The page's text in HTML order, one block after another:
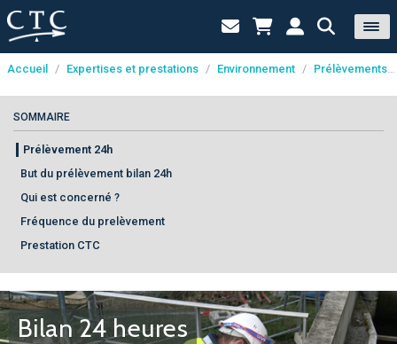
Panneau de gestion des cookies
Accueil / Expertises et prestations / Environnement / Prélèvements d'eau
SOMMAIRE
Prélèvement 24h
But du prélèvement bilan 24h
Qui est concerné ?
Fréquence du prelèvement
Prestation CTC
Bilan 24 heures